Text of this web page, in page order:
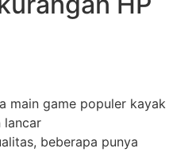
main game populer kayak
lancar
beberapa punya